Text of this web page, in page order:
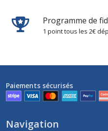
Programme de
1 point tous les 2€
Paiements sécurisés
Navigation